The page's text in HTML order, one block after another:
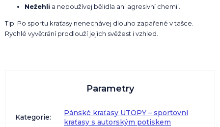
Nežehli a nepoužívej bělidla ani agresivní chemii.
Tip: Po sportu kraťasy nenechávej dlouho zapařené v tašce.
Rychlé vyvětrání prodlouží jejich svěžest i vzhled.
Parametry
Kategorie:
Pánské kraťasy UTOPY – sportovní
kraťasy s autorským potiskem